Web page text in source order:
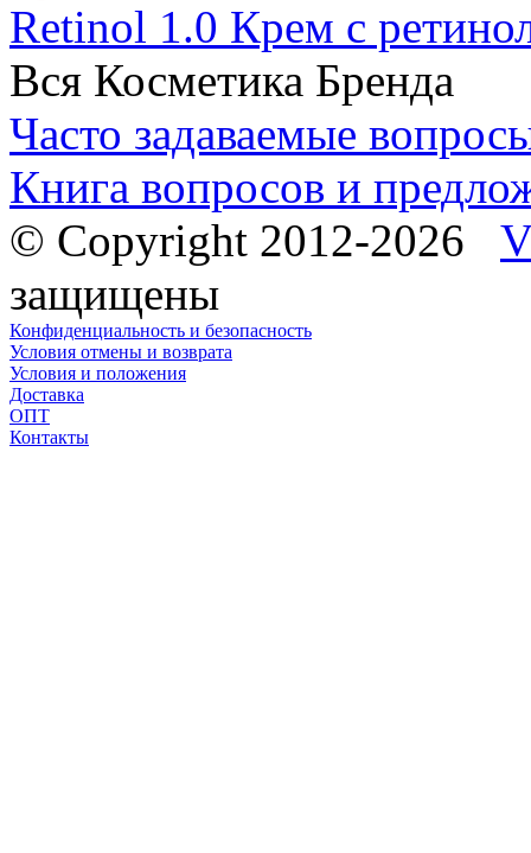
Retinol 1.0 Крем с
Вся Косметика Бренда
Часто задаваемые
Книга вопросов и
© Copyright 2012-2026
защищены
Конфиденциальность и безопасность
Условия отмены и возврата
Условия и положения
Доставка
ОПТ
Контакты